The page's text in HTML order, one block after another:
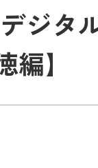
ジタ
】